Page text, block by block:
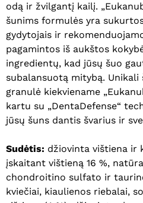
odą ir žvilgantį kailį.
šunims formulės yra
gydytojais ir
pagamintos iš aukštos
ingredientų, kad jūsų šuo
subalansuotą mitybą.
granulė kiekviename
kartu su „DentaDefense“
jūsų šuns dantis švarius ir
Sudėtis: džiovinta vištiena ir
įskaitant vištieną 16 %,
chondroitino sulfato ir
kviečiai, kiaulienos riebalai,